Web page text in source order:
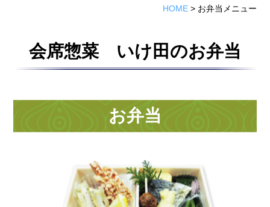
サイトマップ
HOME> お弁当メニュー
会席惣菜 いけ田のお弁当
お弁当